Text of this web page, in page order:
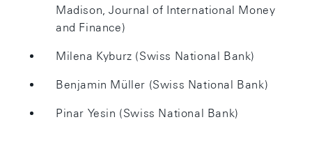
Madison, Journal of International Money
and Finance)
Milena Kyburz (Swiss National Bank)
Benjamin Müller (Swiss National Bank)
Pinar Yesin (Swiss National Bank)